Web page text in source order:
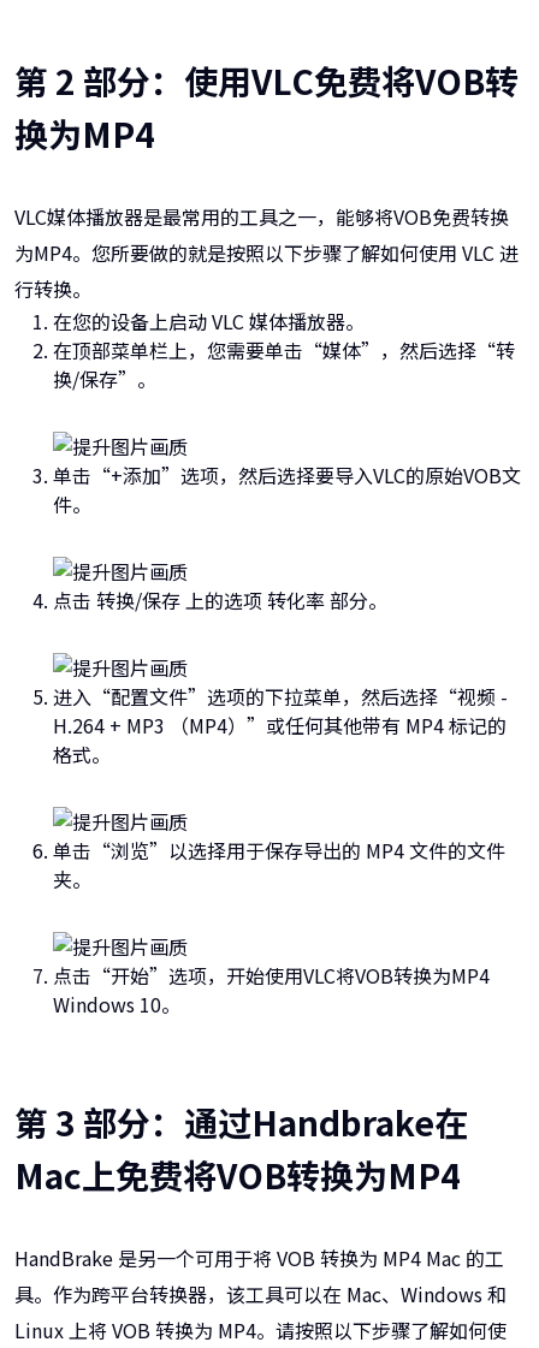
第 2 部分：使用VLC免费将VOB转
换为MP4
VLC媒体播放器是最常用的工具之一，能够将VOB免费转换
为MP4。您所要做的就是按照以下步骤了解如何使用 VLC 进
行转换。
在您的设备上启动 VLC 媒体播放器。
在顶部菜单栏上，您需要单击“媒体”，然后选择“转
换/保存”。
单击“+添加”选项，然后选择要导入VLC的原始VOB文
件。
点击 转换/保存 上的选项 转化率 部分。
进入“配置文件”选项的下拉菜单，然后选择“视频 -
H.264 + MP3 （MP4）”或任何其他带有 MP4 标记的
格式。
单击“浏览”以选择用于保存导出的 MP4 文件的文件
夹。
点击“开始”选项，开始使用VLC将VOB转换为MP4
Windows 10。
第 3 部分：通过Handbrake在
Mac上免费将VOB转换为MP4
HandBrake 是另一个可用于将 VOB 转换为 MP4 Mac 的工
具。作为跨平台转换器，该工具可以在 Mac、Windows 和
Linux 上将 VOB 转换为 MP4。请按照以下步骤了解如何使